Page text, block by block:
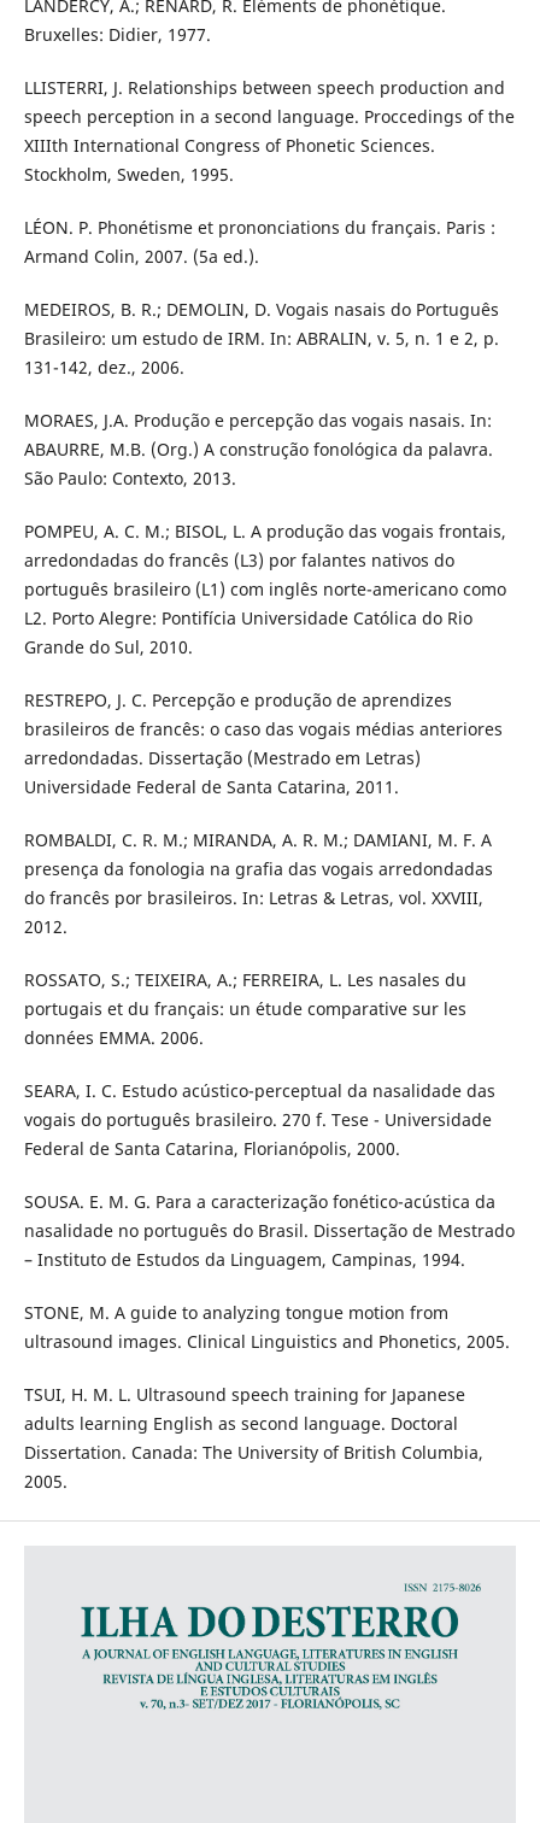
LANDERCY, A.; RENARD, R. Éléments de phonétique.
Bruxelles: Didier, 1977.
LLISTERRI, J. Relationships between speech production and
speech perception in a second language. Proccedings of the
XIIIth International Congress of Phonetic Sciences.
Stockholm, Sweden, 1995.
LÉON. P. Phonétisme et prononciations du français. Paris :
Armand Colin, 2007. (5a ed.).
MEDEIROS, B. R.; DEMOLIN, D. Vogais nasais do Português
Brasileiro: um estudo de IRM. In: ABRALIN, v. 5, n. 1 e 2, p.
131-142, dez., 2006.
MORAES, J.A. Produção e percepção das vogais nasais. In:
ABAURRE, M.B. (Org.) A construção fonológica da palavra.
São Paulo: Contexto, 2013.
POMPEU, A. C. M.; BISOL, L. A produção das vogais frontais,
arredondadas do francês (L3) por falantes nativos do
português brasileiro (L1) com inglês norte-americano como
L2. Porto Alegre: Pontifícia Universidade Católica do Rio
Grande do Sul, 2010.
RESTREPO, J. C. Percepção e produção de aprendizes
brasileiros de francês: o caso das vogais médias anteriores
arredondadas. Dissertação (Mestrado em Letras)
Universidade Federal de Santa Catarina, 2011.
ROMBALDI, C. R. M.; MIRANDA, A. R. M.; DAMIANI, M. F. A
presença da fonologia na grafia das vogais arredondadas
do francês por brasileiros. In: Letras & Letras, vol. XXVIII,
2012.
ROSSATO, S.; TEIXEIRA, A.; FERREIRA, L. Les nasales du
portugais et du français: un étude comparative sur les
données EMMA. 2006.
SEARA, I. C. Estudo acústico-perceptual da nasalidade das
vogais do português brasileiro. 270 f. Tese - Universidade
Federal de Santa Catarina, Florianópolis, 2000.
SOUSA. E. M. G. Para a caracterização fonético-acústica da
nasalidade no português do Brasil. Dissertação de Mestrado
– Instituto de Estudos da Linguagem, Campinas, 1994.
STONE, M. A guide to analyzing tongue motion from
ultrasound images. Clinical Linguistics and Phonetics, 2005.
TSUI, H. M. L. Ultrasound speech training for Japanese
adults learning English as second language. Doctoral
Dissertation. Canada: The University of British Columbia,
2005.